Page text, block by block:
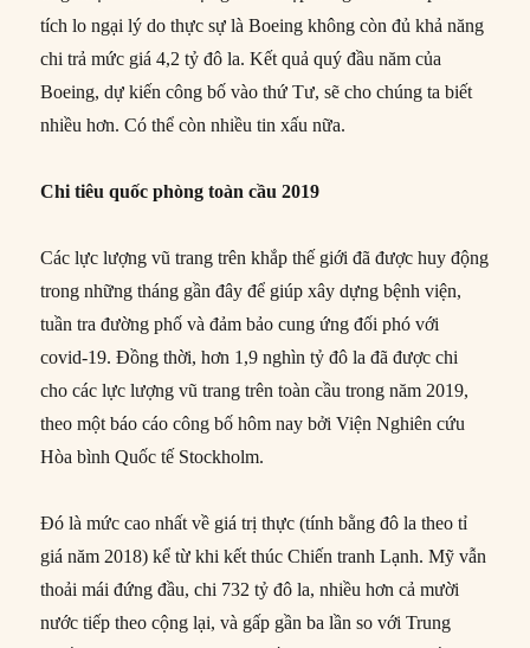
tích lo ngại lý do thực sự là Boeing không còn đủ khả năng
chi trả mức giá 4,2 tỷ đô la. Kết quả quý đầu năm của
Boeing, dự kiến công bố vào thứ Tư, sẽ cho chúng ta biết
nhiều hơn. Có thể còn nhiều tin xấu nữa.
Chi tiêu quốc phòng toàn cầu 2019
Các lực lượng vũ trang trên khắp thế giới đã được huy động
trong những tháng gần đây để giúp xây dựng bệnh viện,
tuần tra đường phố và đảm bảo cung ứng đối phó với
covid-19. Đồng thời, hơn 1,9 nghìn tỷ đô la đã được chi
cho các lực lượng vũ trang trên toàn cầu trong năm 2019,
theo một báo cáo công bố hôm nay bởi Viện Nghiên cứu
Hòa bình Quốc tế Stockholm.
Đó là mức cao nhất về giá trị thực (tính bằng đô la theo tỉ
giá năm 2018) kể từ khi kết thúc Chiến tranh Lạnh. Mỹ vẫn
thoải mái đứng đầu, chi 732 tỷ đô la, nhiều hơn cả mười
nước tiếp theo cộng lại, và gấp gần ba lần so với Trung